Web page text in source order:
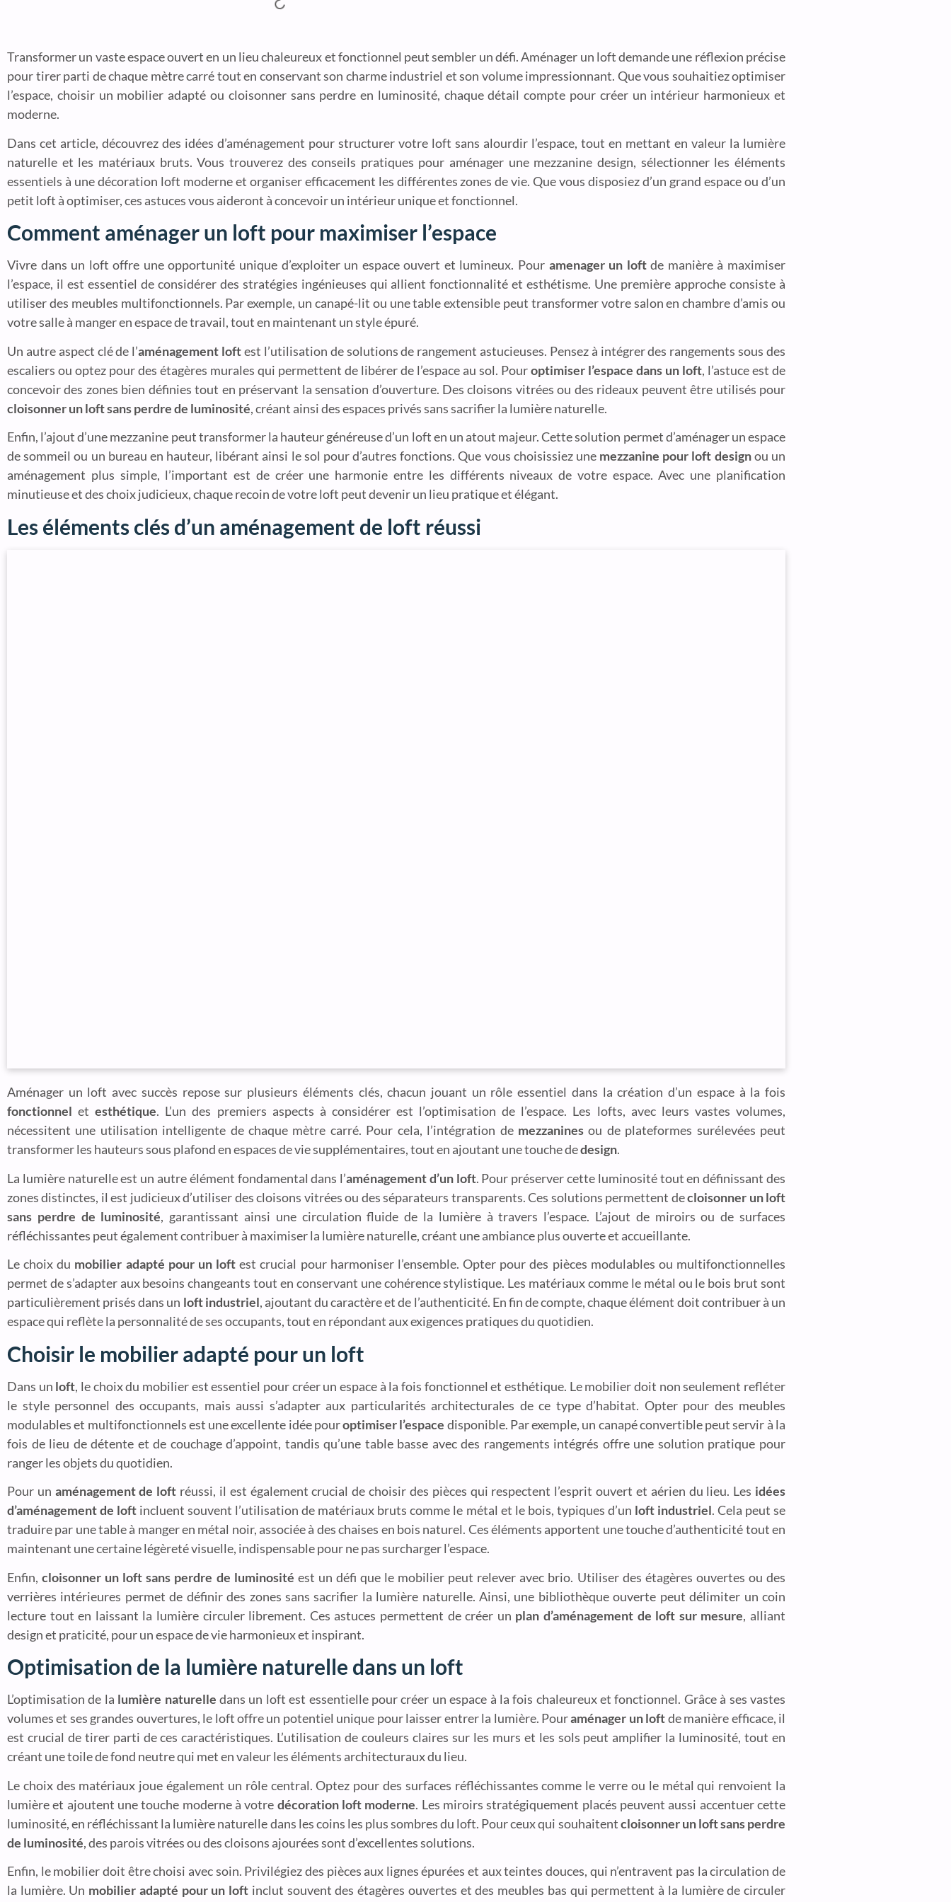
Transformer un vaste espace ouvert en un lieu chaleureux et fonctionnel peut sembler un défi. Aménager un loft demande une réflexion précise
pour tirer parti de chaque mètre carré tout en conservant son charme industriel et son volume impressionnant. Que vous souhaitiez optimiser
l’espace, choisir un mobilier adapté ou cloisonner sans perdre en luminosité, chaque détail compte pour créer un intérieur harmonieux et
moderne.
Dans cet article, découvrez des idées d’aménagement pour structurer votre loft sans alourdir l’espace, tout en mettant en valeur la lumière
naturelle et les matériaux bruts. Vous trouverez des conseils pratiques pour aménager une mezzanine design, sélectionner les éléments
essentiels à une décoration loft moderne et organiser efficacement les différentes zones de vie. Que vous disposiez d’un grand espace ou d’un
petit loft à optimiser, ces astuces vous aideront à concevoir un intérieur unique et fonctionnel.
Comment aménager un loft pour maximiser l’espace
Vivre dans un loft offre une opportunité unique d’exploiter un espace ouvert et lumineux. Pour amenager un loftde manière à maximiser
l’espace, il est essentiel de considérer des stratégies ingénieuses qui allient fonctionnalité et esthétisme. Une première approche consiste à
utiliser des meubles multifonctionnels. Par exemple, un canapé-lit ou une table extensible peut transformer votre salon en chambre d’amis ou
votre salle à manger en espace de travail, tout en maintenant un style épuré.
Un autre aspect clé de l’aménagement loftest l’utilisation de solutions de rangement astucieuses. Pensez à intégrer des rangements sous des
escaliers ou optez pour des étagères murales qui permettent de libérer de l’espace au sol. Pouroptimiser l’espace dans un loft, l’astuce est de
concevoir des zones bien définies tout en préservant la sensation d’ouverture. Des cloisons vitrées ou des rideaux peuvent être utilisés pour
cloisonner un loft sans perdre de luminosité, créant ainsi des espaces privés sans sacrifier la lumière naturelle.
Enfin, l’ajout d’une mezzanine peut transformer la hauteur généreuse d’un loft en un atout majeur. Cette solution permet d’aménager un espace
de sommeil ou un bureau en hauteur, libérant ainsi le sol pour d’autres fonctions. Que vous choisissiez une mezzanine pour loft designou un
aménagement plus simple, l’important est de créer une harmonie entre les différents niveaux de votre espace. Avec une planification
minutieuse et des choix judicieux, chaque recoin de votre loft peut devenir un lieu pratique et élégant.
Les éléments clés d’un aménagement de loft réussi
Aménager un loft avec succès repose sur plusieurs éléments clés, chacun jouant un rôle essentiel dans la création d’un espace à la fois
fonctionnel etesthétique. L’un des premiers aspects à considérer est l’optimisation de l’espace. Les lofts, avec leurs vastes volumes,
nécessitent une utilisation intelligente de chaque mètre carré. Pour cela, l’intégration de mezzaninesou de plateformes surélevées peut
transformer les hauteurs sous plafond en espaces de vie supplémentaires, tout en ajoutant une touche dedesign.
La lumière naturelle est un autre élément fondamental dans l’aménagement d’un loft. Pour préserver cette luminosité tout en définissant des
zones distinctes, il est judicieux d’utiliser des cloisons vitrées ou des séparateurs transparents. Ces solutions permettent decloisonner un loft
sans perdre de luminosité, garantissant ainsi une circulation fluide de la lumière à travers l’espace. L’ajout de miroirs ou de surfaces
réfléchissantes peut également contribuer à maximiser la lumière naturelle, créant une ambiance plus ouverte et accueillante.
Le choix du mobilier adapté pour un loft est crucial pour harmoniser l’ensemble. Opter pour des pièces modulables ou multifonctionnelles
permet de s’adapter aux besoins changeants tout en conservant une cohérence stylistique. Les matériaux comme le métal ou le bois brut sont
particulièrement prisés dans un loft industriel, ajoutant du caractère et de l’authenticité. En fin de compte, chaque élément doit contribuer à un
espace qui reflète la personnalité de ses occupants, tout en répondant aux exigences pratiques du quotidien.
Choisir le mobilier adapté pour un loft
Dans un loft, le choix du mobilier est essentiel pour créer un espace à la fois fonctionnel et esthétique. Le mobilier doit non seulement refléter
le style personnel des occupants, mais aussi s’adapter aux particularités architecturales de ce type d’habitat. Opter pour des meubles
modulables et multifonctionnels est une excellente idée pouroptimiser l’espace disponible. Par exemple, un canapé convertible peut servir à la
fois de lieu de détente et de couchage d’appoint, tandis qu’une table basse avec des rangements intégrés offre une solution pratique pour
ranger les objets du quotidien.
Pour un aménagement de loft réussi, il est également crucial de choisir des pièces qui respectent l’esprit ouvert et aérien du lieu. Les idées
d’aménagement de loft incluent souvent l’utilisation de matériaux bruts comme le métal et le bois, typiques d’un loft industriel. Cela peut se
traduire par une table à manger en métal noir, associée à des chaises en bois naturel. Ces éléments apportent une touche d’authenticité tout en
maintenant une certaine légèreté visuelle, indispensable pour ne pas surcharger l’espace.
Enfin,cloisonner un loft sans perdre de luminosité est un défi que le mobilier peut relever avec brio. Utiliser des étagères ouvertes ou des
verrières intérieures permet de définir des zones sans sacrifier la lumière naturelle. Ainsi, une bibliothèque ouverte peut délimiter un coin
lecture tout en laissant la lumière circuler librement. Ces astuces permettent de créer un plan d’aménagement de loft sur mesure, alliant
design et praticité, pour un espace de vie harmonieux et inspirant.
Optimisation de la lumière naturelle dans un loft
L’optimisation de la lumière naturelle dans un loft est essentielle pour créer un espace à la fois chaleureux et fonctionnel. Grâce à ses vastes
volumes et ses grandes ouvertures, le loft offre un potentiel unique pour laisser entrer la lumière. Pouraménager un loftde manière efficace, il
est crucial de tirer parti de ces caractéristiques. L’utilisation de couleurs claires sur les murs et les sols peut amplifier la luminosité, tout en
créant une toile de fond neutre qui met en valeur les éléments architecturaux du lieu.
Le choix des matériaux joue également un rôle central. Optez pour des surfaces réfléchissantes comme le verre ou le métal qui renvoient la
lumière et ajoutent une touche moderne à votre décoration loft moderne. Les miroirs stratégiquement placés peuvent aussi accentuer cette
luminosité, en réfléchissant la lumière naturelle dans les coins les plus sombres du loft. Pour ceux qui souhaitentcloisonner un loft sans perdre
de luminosité, des parois vitrées ou des cloisons ajourées sont d’excellentes solutions.
Enfin, le mobilier doit être choisi avec soin. Privilégiez des pièces aux lignes épurées et aux teintes douces, qui n’entravent pas la circulation de
la lumière. Un mobilier adapté pour un loft inclut souvent des étagères ouvertes et des meubles bas qui permettent à la lumière de circuler